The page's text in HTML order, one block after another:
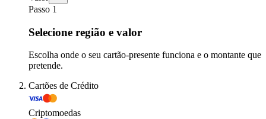
Passo 1
Selecione região e valor
Escolha onde o seu cartão-presente funciona e o montante que
pretende.
Cartões de Crédito
Criptomoedas